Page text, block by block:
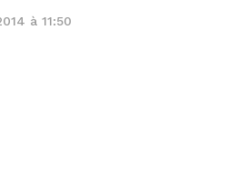
à 11:50